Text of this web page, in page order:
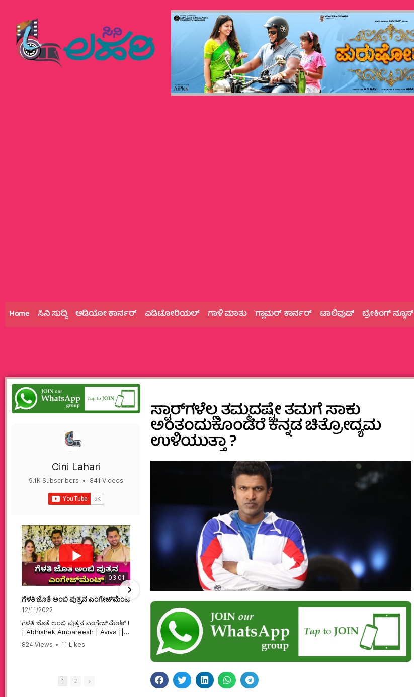
Home ಸಿನಿ ಸುದ್ದಿ ಆಡಿಯೋ ಕಾರ್ನರ್ ಎಡಿಟೋರಿಯಲ್ ಗಾಳಿ ಮಾತು ಗ್ಲಾಮರ್‌ ಕಾರ್ನರ್ ಟಾಲಿವುಡ್ ಬ್ರೇಕಿಂಗ್‌ ನ್ಯೂಸ್
Cini Lahari
9.1K Subscribers •
841 Videos
03:01
ಗೆಳತಿ ಜೊತೆ ಅಂಬಿ ಪುತ್ರನ ಎಂಗೇಜ್‌ಮೆಂಟ್ ! | Abhishek Ambareesh | Aviva ||
12/11/2022
ಗೆಳತಿ ಜೊತೆ ಅಂಬಿ ಪುತ್ರನ ಎಂಗೇಜ್‌ಮೆಂಟ್ !
| Abhishek Ambareesh | Aviva ||
824 Views • 11 Likes
06:23
ಮಗನಿಗಾಗಿಯೇ ಸಿನಿಮಾ ಮಾಡಿದ ಮಹಾತಾಯಿ! | Karnataka ||
12/6/2022
ಮಗನಿಗಾಗಿಯೇ ಸಿನಿಮಾ ಮಾಡಿದ
ಮಹಾತಾಯಿ! | Karnataka ||
#karnataka #kannadamovies
#sandalwood
74 Views 2 Likes
1 2
ಸ್ಟಾರ್‌ಗಳೆಲ್ಲ ತಮ್ಮದಷ್ಟೇ ತಮಗೆ ಸಾಕು
ಅಂತಂದುಕೊಂಡರೆ ಕನ್ನಡ ಚಿತ್ರೋದ್ಯಮ
ಉಳಿಯುತ್ತಾ ?